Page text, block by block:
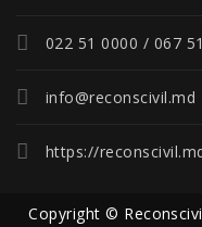
022 51 0000 / 067
info@reconscivil.md
https://
Copyright ©